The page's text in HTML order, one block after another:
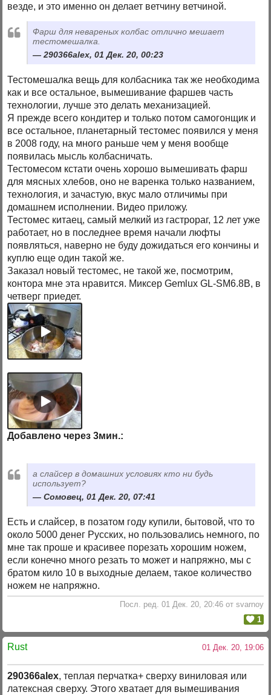
везде, и это именно он делает ветчину ветчиной.
Фарш для невареных колбас отлично мешает
тестомешалка.
290366alex, 01 Дек. 20, 00:23
Тестомешалка вещь для колбасника так же необходима
как и все остальное, вымешивание фаршев часть
технологии, лучше это делать механизацией.
Я прежде всего кондитер и только потом самогонщик и
все остальное, планетарный тестомес появился у меня
в 2008 году, на много раньше чем у меня вообще
появилась мысль колбасничать.
Тестомесом кстати очень хорошо вымешивать фарш
для мясных хлебов, оно не варенка только названием,
технология, и зачастую, вкус мало отличимы при
домашнем исполнении. Видео приложу.
Тестомес китаец, самый мелкий из гастрораг, 12 лет уже
работает, но в последнее время начали люфты
появляться, наверно не буду дожидаться его кончины и
куплю еще один такой же.
Заказал новый тестомес, не такой же, посмотрим,
контора мне эта нравится. Миксер Gemlux GL-SM6.8B, в
четверг приедет.
Добавлено через 3мин.:
а слайсер в домашних условиях кто ни будь
использует?
Сомовец, 01 Дек. 20, 07:41
Есть и слайсер, в позатом году купили, бытовой, что то
около 5000 денег Русских, но пользовались немного, по
мне так проше и красивее порезать хорошим ножем,
если конечно много резать то может и напряжно, мы с
братом кило 10 в выходные делаем, такое количество
ножем не напряжно.
Посл. ред. 01 Дек. 20, 20:46 от svarnoy
1
Rust 01 Дек. 20, 19:06
290366alex, теплая перчатка+ сверху виниловая или
латексная сверху. Этого хватает для вымешивания